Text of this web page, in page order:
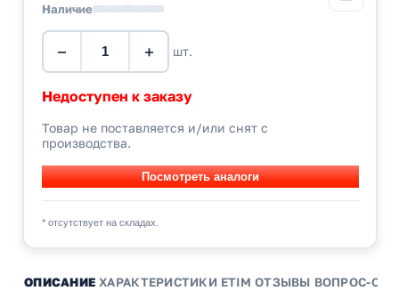
Наличие
− + шт.
Недоступен к заказу
Товар не поставляется и/или снят с
производства.
* отсутствует на складах.
ОПИСАНИЕ ХАРАКТЕРИСТИКИ ETIM ОТЗЫВЫ ВОПРОС-